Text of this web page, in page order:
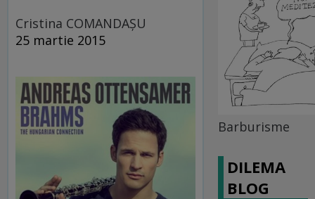
Cristina COMANDAŞU
25 martie 2015
Barburisme
DILEMA
BLOG